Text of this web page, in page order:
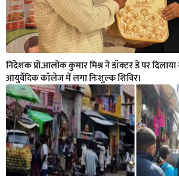
निदेशक प्रो.आलोक कुमार मिश्र ने डॉक्टर डे पर
आयुर्वैदिक कॉलेज में लगा निःशुल्क शिविर।